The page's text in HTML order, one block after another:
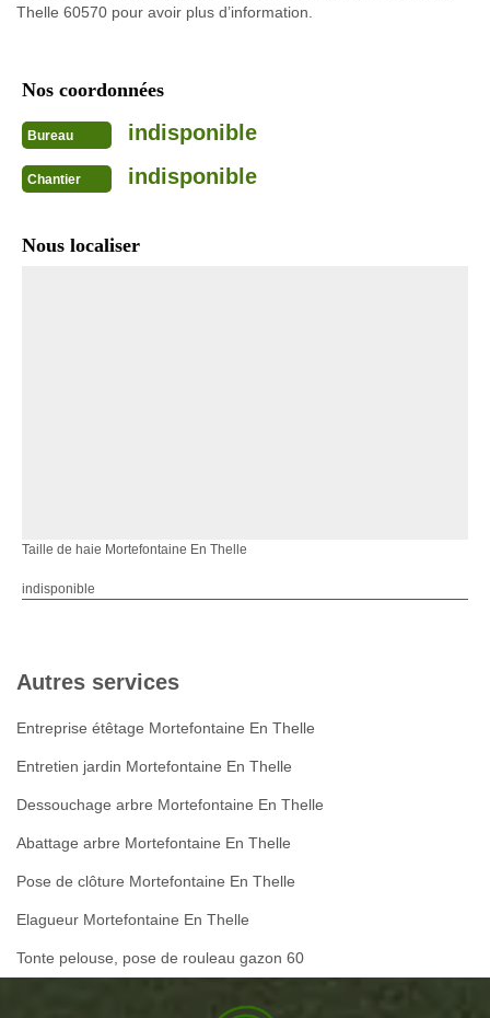
Thelle 60570 pour avoir plus d’information.
Nos coordonnées
Bureau indisponible
Chantier indisponible
Nous localiser
Taille de haie Mortefontaine En Thelle
indisponible
Autres services
Entreprise étêtage Mortefontaine En Thelle
Entretien jardin Mortefontaine En Thelle
Dessouchage arbre Mortefontaine En Thelle
Abattage arbre Mortefontaine En Thelle
Pose de clôture Mortefontaine En Thelle
Elagueur Mortefontaine En Thelle
Tonte pelouse, pose de rouleau gazon 60